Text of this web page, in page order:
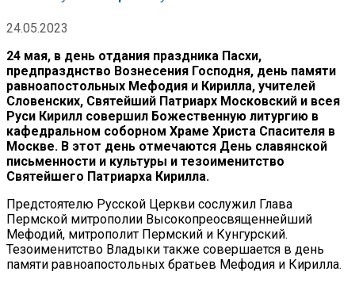
24.05.2023
24 мая, в день отдания праздника Пасхи,
предпразднство Вознесения Господня, день памяти
равноапостольных Мефодия и Кирилла, учителей
Словенских, Святейший Патриарх Московский и всея
Руси Кирилл совершил Божественную литургию в
кафедральном соборном Храме Христа Спасителя в
Москве. В этот день отмечаются День славянской
письменности и культуры и тезоименитство
Святейшего Патриарха Кирилла.
Предстоятелю Русской Церкви сослужил Глава
Пермской митрополии Высокопреосвященнейший
Мефодий, митрополит Пермский и Кунгурский.
Тезоименитство Владыки также совершается в день
памяти равноапостольных братьев Мефодия и Кирилла.